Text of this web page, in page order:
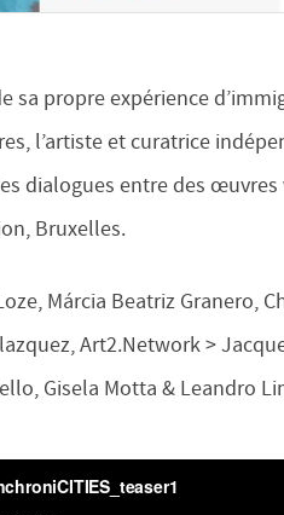
sa propre expérience
l’artiste et curatrice
dialogues entre des œuvres
Bruxelles.
Márcia Beatriz Granero,
Art2.Network >
Gisela Motta & Leandro